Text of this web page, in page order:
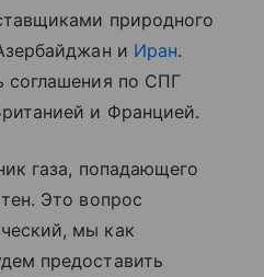
природного
и Иран.
соглашения по СПГ
и Францией.
газа, попадающего
Это вопрос
мы как
предоставить